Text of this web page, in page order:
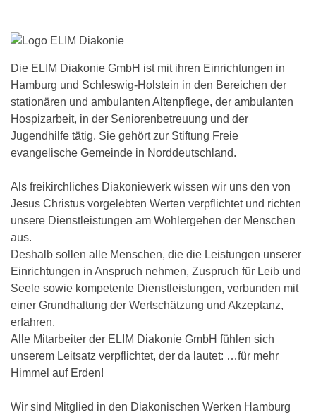
Die ELIM Diakonie GmbH ist mit ihren Einrichtungen in
Hamburg und Schleswig-Holstein in den Bereichen der
stationären und ambulanten Altenpflege, der ambulanten
Hospizarbeit, in der Seniorenbetreuung und der
Jugendhilfe tätig. Sie gehört zur Stiftung Freie
evangelische Gemeinde in Norddeutschland.
Als freikirchliches Diakoniewerk wissen wir uns den von
Jesus Christus vorgelebten Werten verpflichtet und richten
unsere Dienstleistungen am Wohlergehen der Menschen
aus.
Deshalb sollen alle Menschen, die die Leistungen unserer
Einrichtungen in Anspruch nehmen, Zuspruch für Leib und
Seele sowie kompetente Dienstleistungen, verbunden mit
einer Grundhaltung der Wertschätzung und Akzeptanz,
erfahren.
Alle Mitarbeiter der ELIM Diakonie GmbH fühlen sich
unserem Leitsatz verpflichtet, der da lautet: …für mehr
Himmel auf Erden!
Wir sind Mitglied in den Diakonischen Werken Hamburg